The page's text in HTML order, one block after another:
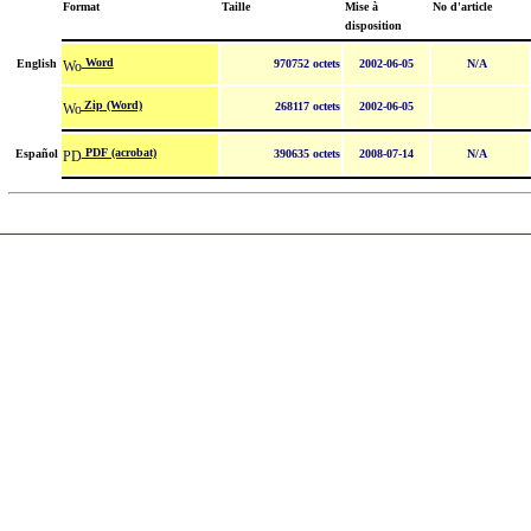
Format Taille
Mise à
disposition
No d'article
English Word 970752 octets 2002-06-05 N/A
Zip (Word) 268117 octets 2002-06-05
Español PDF (acrobat) 390635 octets 2008-07-14 N/A